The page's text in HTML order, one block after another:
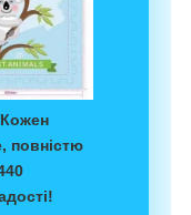
Кожен
повністю
!